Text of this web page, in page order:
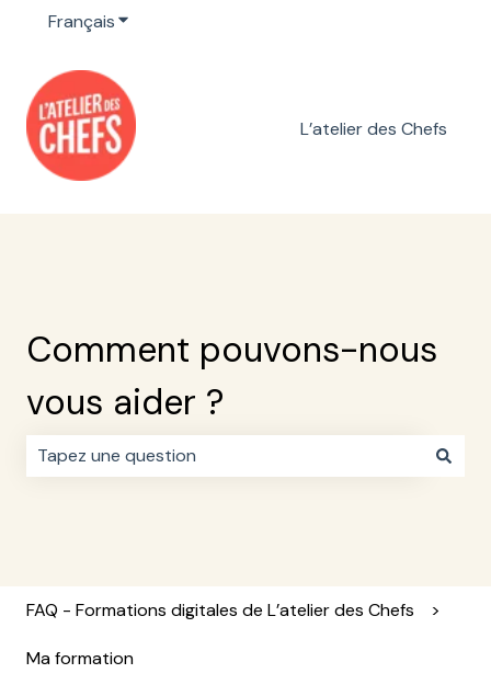
FrançaisAfficher le sous-menu pour les traductions
L’atelier des Chefs
Comment pouvons-nous
vous aider ?
FAQ - Formations digitales de L’atelier des Chefs
Ma formation